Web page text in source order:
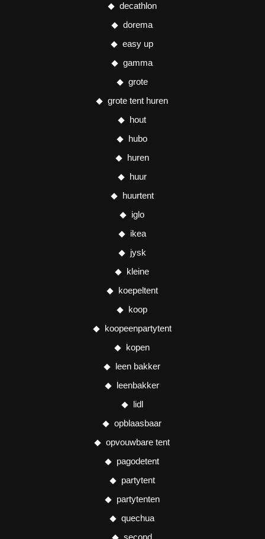
decathlon
dorema
easy up
gamma
grote
grote tent huren
hout
hubo
huren
huur
huurtent
iglo
ikea
jysk
kleine
koepeltent
koop
koopeenpartytent
kopen
leen bakker
leenbakker
lidl
opblaasbaar
opvouwbare tent
pagodetent
partytent
partytenten
quechua
second